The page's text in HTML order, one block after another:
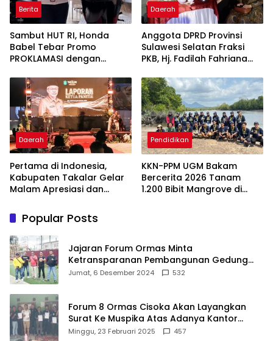
Berita
Sambut HUT RI, Honda
Babel Tebar Promo
PROKLAMASI dengan
Jutaan Rupiah
Daerah
Anggota DPRD Provinsi
Sulawesi Selatan Fraksi
PKB, Hj. Fadilah Fahriana
Takalar Menyalakan
Lentera Pengabdian
Melalui Malam Apresiasi
dan Inovasi Award 2026
Daerah
Pertama di Indonesia,
Kabupaten Takalar Gelar
Malam Apresiasi dan
Panggung Penghargaan
bagi Pelayan Publik
Berprestasi
Pendidikan
KKN-PPM UGM Bakam
Bercerita 2026 Tanam
1.200 Bibit Mangrove di
Popular Posts
Jajaran Forum Ormas Minta
Ketransparanan Pembangunan Gedung
Damkar Di Kecamatan Cisoka
Jumat, 6 Desember 2024 532
Forum 8 Ormas Cisoka Akan Layangkan
Surat Ke Muspika Atas Adanya Kantor
Matel di Cisoka
Minggu, 23 Februari 2025 457